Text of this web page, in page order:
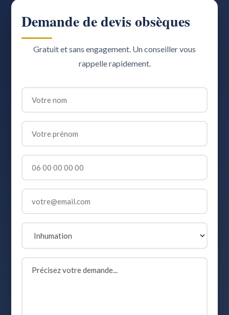
Demande de devis obsèques
Gratuit et sans engagement. Un conseiller vous
rappelle rapidement.